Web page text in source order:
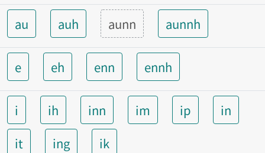
au auh aunn aunnh
e eh enn ennh
i ih inn im ip
in
it
ing ik